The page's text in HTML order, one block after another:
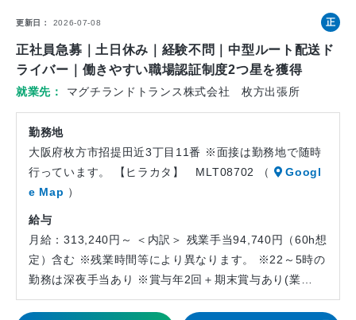
更新日 2026-07-08
正
社
正社員急募｜土日休み｜経験不問｜中型ルート配送ド
ライバー｜働きやすい職場認証制度2つ星を獲得
就業先 マグチランドトランス株式会社 枚方出張所
勤務地
大阪府枚方市招提田近3丁目11番 ※面接は勤務地で随時
行っています。 【ヒラカタ】 MLT08702 （
Googl
e Map ）
給与
月給：313,240円～ ＜内訳＞ 残業手当94,740円（60h想
定）含む ※残業時間等により異なります。 ※22～5時の
勤務は深夜手当あり ※賞与年2回＋期末賞与あり(業…